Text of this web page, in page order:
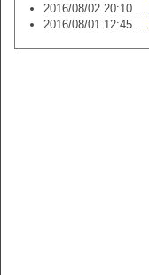
2016/08/02 20:10 ...
2016/08/01 12:45 ...